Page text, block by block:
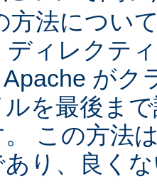
方法につい
ディレクテ
がク
を最後ま
この方法
り、良く